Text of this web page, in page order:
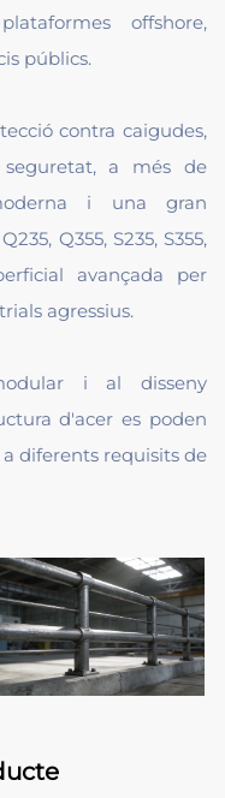
offshore,
públics.
contra caigudes,
a més de
i una gran
Q355, S235, S355,
avançada per
agressius.
i al disseny
d'acer es poden
diferents requisits de